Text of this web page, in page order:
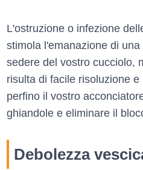
L'ostruzione o infezione
stimola l'emanazione di
sedere del vostro cucciolo,
risulta di facile risoluzione
perfino il vostro
ghiandole e eliminare il
Debolezza